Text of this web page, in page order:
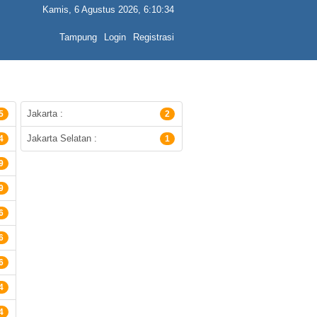
Kamis, 6 Agustus 2026, 6:10:34
Tampung Login Registrasi
Jakarta : 2
Jakarta Selatan : 1